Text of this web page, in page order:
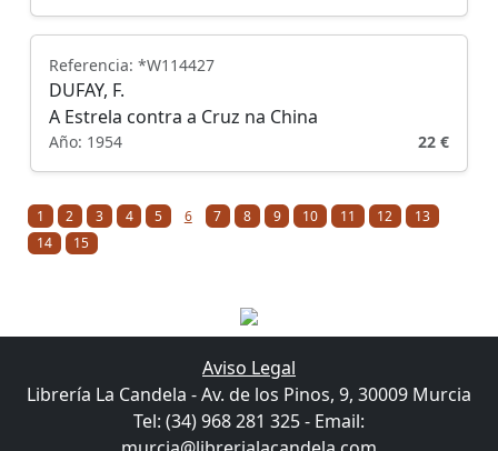
Referencia: *W114427
DUFAY, F.
A Estrela contra a Cruz na China
Año: 1954 22 €
1 2 3 4 5 6 7 8 9 10 11 12
13
14
15
Aviso Legal
Librería La Candela - Av. de los Pinos, 9, 30009 Murcia
Tel: (34) 968 281 325 - Email: